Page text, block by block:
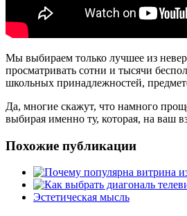
Мы выбираем только лучшее из
просматривать сотни и тысячи
школьных принадлежностей,
Да, многие скажут, что намного
выбирая именно ту, которая, на ваш
Похожие публикации
Эстетическая мысль